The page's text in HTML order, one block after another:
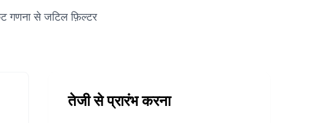
गणना से जटिल फ़िल्टर
तेजी से प्रारंभ करना